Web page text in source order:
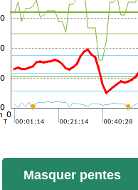
Masquer pentes